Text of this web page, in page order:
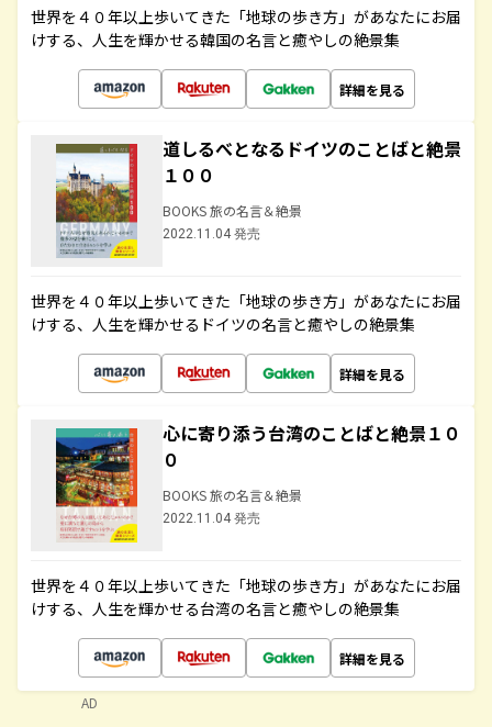
世界を４０年以上歩いてきた「地球の歩き方」があなたにお届
けする、人生を輝かせる韓国の名言と癒やしの絶景集
詳細を見る
道しるべとなるドイツのことばと絶景
１００
BOOKS 旅の名言＆絶景
2022.11.04 発売
世界を４０年以上歩いてきた「地球の歩き方」があなたにお届
けする、人生を輝かせるドイツの名言と癒やしの絶景集
詳細を見る
心に寄り添う台湾のことばと絶景１０
０
BOOKS 旅の名言＆絶景
2022.11.04 発売
世界を４０年以上歩いてきた「地球の歩き方」があなたにお届
けする、人生を輝かせる台湾の名言と癒やしの絶景集
詳細を見る
AD